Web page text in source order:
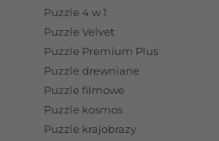
Puzzle 4 w 1
Puzzle Velvet
Puzzle Premium Plus
Puzzle drewniane
Puzzle filmowe
Puzzle kosmos
Puzzle krajobrazy